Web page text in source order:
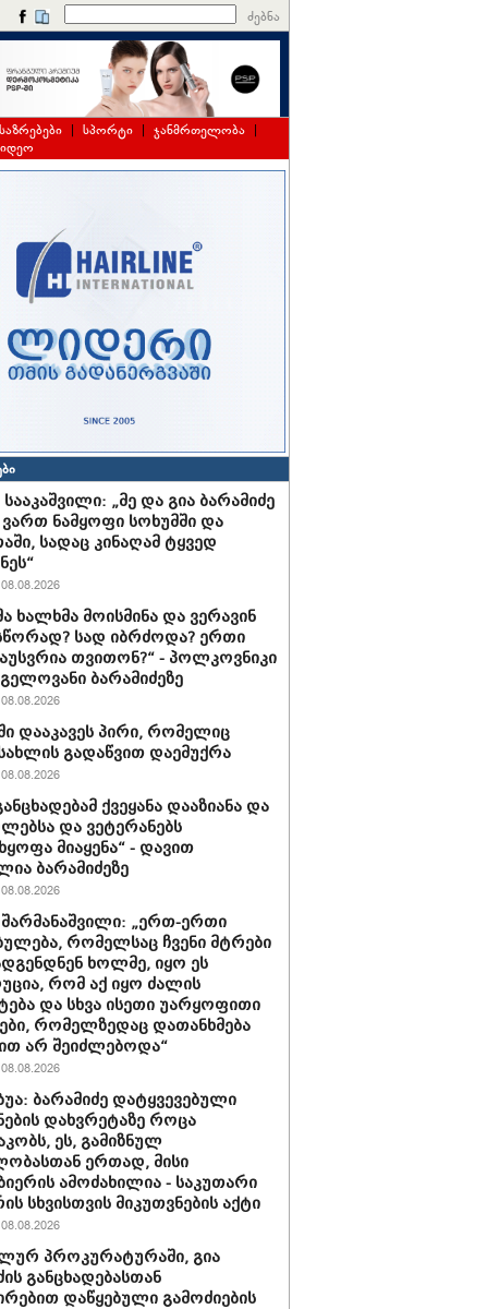
ძებნა
| სპორტი | ჯანმრთელობა |
„მე და გია ბარამიძე
ნამყოფი სოხუმში და
სადაც კინაღამ ტყვედ
ხალხმა მოისმინა და ვერავინ
სად იბრძოდა? ერთი
თვითონ?“ - პოლკოვნიკი
ბარამიძეზე
დააკავეს პირი, რომელიც
გადაწვით დაემუქრა
ქვეყანა დააზიანა და
და ვეტერანებს
მიაყენა“ - დავით
ბარამიძეზე
შარმანაშვილი: „ერთ-ერთი
რომელსაც ჩვენი მტრები
ხოლმე, იყო ეს
რომ აქ იყო ძალის
და სხვა ისეთი უარყოფითი
რომელზედაც დათანხმება
არ შეიძლებოდა“
ბარამიძე დატყვევებული
დახვრეტაზე როცა
ეს, გამიზნულ
ერთად, მისი
ამოძახილია - საკუთარი
სხვისთვის მიკუთვნების აქტი
პროკურატურაში, გია
განცხადებასთან
დაწყებული გამოძიების